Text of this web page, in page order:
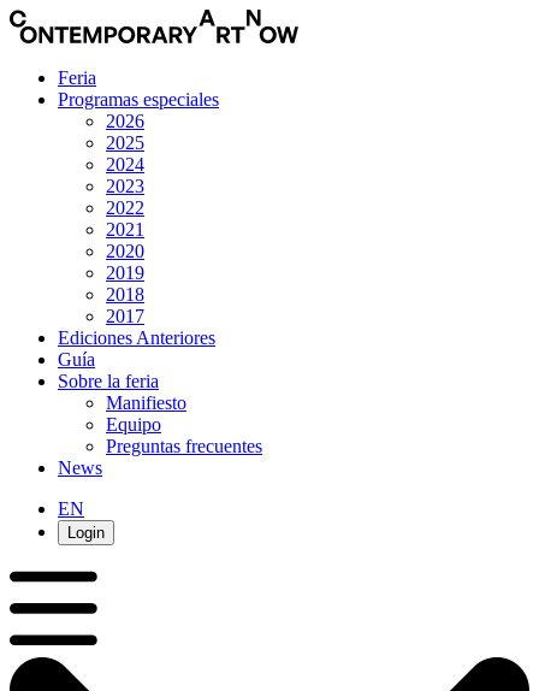
Feria
Programas especiales
2026
2025
2024
2023
2022
2021
2020
2019
2018
2017
Ediciones Anteriores
Guía
Sobre la feria
Manifiesto
Equipo
Preguntas frecuentes
News
EN
Login